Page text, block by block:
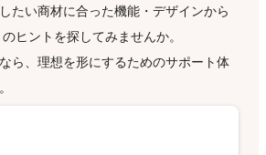
たい商材に合った機能・デザインから
のヒントを探してみませんか。
ら、理想を形にするためのサポート体